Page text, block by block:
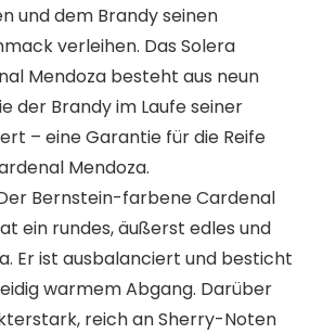
und dem Brandy seinen
verleihen. Das Solera
Mendoza besteht aus neun
der Brandy im Laufe seiner
– eine Garantie für die Reife
Mendoza.
Der Bernstein-farbene Cardenal
ein rundes, äußerst edles und
Er ist ausbalanciert und besticht
warmem Abgang. Darüber
reich an Sherry-Noten